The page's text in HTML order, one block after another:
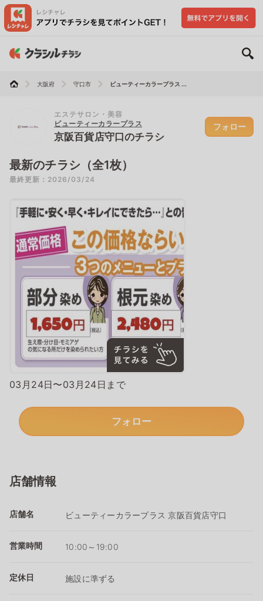
大阪府 守口市 ビューティーカラープラス ...
エステサロン・美容
ビューティーカラープラス
京阪百貨店守口のチラシ
フォロー
最新のチラシ（全1枚）
最終更新：2026/03/24
03月24日〜03月24日まで
フォロー
店舗情報
店舗名 ビューティーカラープラス 京阪百貨店守口
営業時間 10:00～19:00
定休日 施設に準ずる